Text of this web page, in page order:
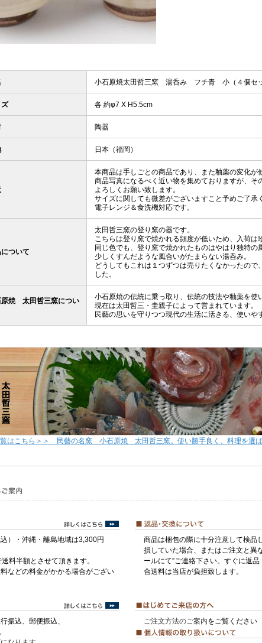
小石原焼太田哲三窯 湯呑み フチ青 小（４個セ
各 約φ7 X H5.5cm
陶器
日本（福岡）
本商品は手しごとの商品であり、また釉薬の変化が
商品写真になるべく近い物を集めておりますが、
よろしくお願い致します。
サイズに関しても微差がございますこと予めご了承
電子レンジ＆食洗機対応です。
ついて
太田哲三窯の登り窯の器です。
こちらは登り窯で焼かれる頻度が低いため、入荷は
同じ色でも、登り窯で焼かれたものはやはり独特の
少しくすんだような風合いがたまらない湯呑み。
どうしてもこれは１つずつは売りたくなかったの
した。
原焼 太田哲三窯につい
小石原焼の伝統に乗っ取り、伝統の技法や釉薬を使
現在は太田哲三・圭親子によって営まれています。
民藝の思いを守りつつ現代の生活に活きる、使いや
はこちら＞＞ 民藝の名窯 小石原焼 太田哲三窯。使い勝手良く、料理を選
）・沖縄・離島地域は3,300円
料半額とさせて頂きます。
などの料金がかかる場合がござい
商品は梱包の際に十分注意して検品
損していた場合、またはご注文と異
ールにて”ご連絡下さい。すぐに返
合送料は当店が負担致します。
振込、郵便振込、
ご注文方法のご案内をご覧ください